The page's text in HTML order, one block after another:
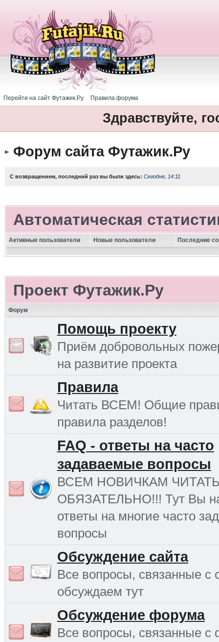
Перейти на сайт Футажик.Ру Правила форума
Здравствуйте,
Форум сайта Футажик.Ру
С возвращением, последний раз вы были здесь: Сегодня, 14:11
Автоматическая
Активные пользователи Новые пользователи Последние
Проект Футажик.Ру
Форум
Помощь проекту
Приём добровольных
на развитие проекта
Правила
Читать ВСЕМ! Общие
правила разделов!
FAQ - ответы на часто
задаваемые вопросы
ВСЕМ НОВИЧКАМ
ОБЯЗАТЕЛЬНО!!! Тут Вы
ответы на многие часто
вопросы
Обсуждение сайта
Все вопросы, связанные с
обсуждаем тут
Обсуждение форума
Все вопросы, связанные